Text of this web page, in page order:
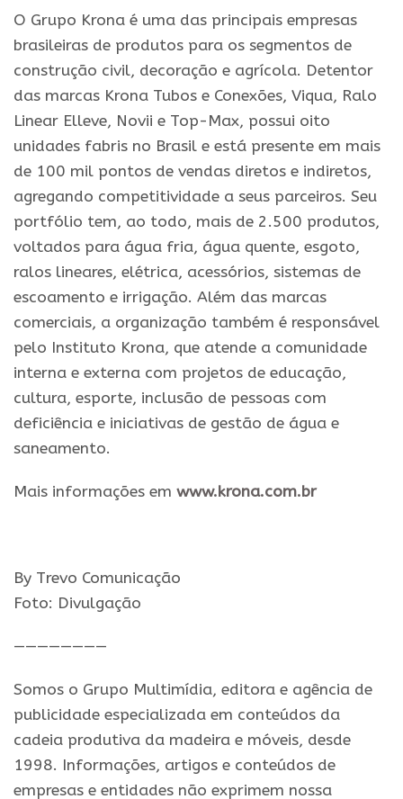
O Grupo Krona é uma das principais empresas
brasileiras de produtos para os segmentos de
construção civil, decoração e agrícola. Detentor
das marcas Krona Tubos e Conexões, Viqua, Ralo
Linear Elleve, Novii e Top-Max, possui oito
unidades fabris no Brasil e está presente em mais
de 100 mil pontos de vendas diretos e indiretos,
agregando competitividade a seus parceiros. Seu
portfólio tem, ao todo, mais de 2.500 produtos,
voltados para água fria, água quente, esgoto,
ralos lineares, elétrica, acessórios, sistemas de
escoamento e irrigação. Além das marcas
comerciais, a organização também é responsável
pelo Instituto Krona, que atende a comunidade
interna e externa com projetos de educação,
cultura, esporte, inclusão de pessoas com
deficiência e iniciativas de gestão de água e
saneamento.
Mais informações em www.krona.com.br
By Trevo Comunicação
Foto: Divulgação
————————
Somos o Grupo Multimídia, editora e agência de
publicidade especializada em conteúdos da
cadeia produtiva da madeira e móveis, desde
1998. Informações, artigos e conteúdos de
empresas e entidades não exprimem nossa